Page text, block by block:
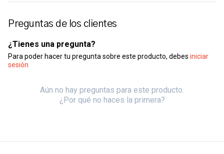
Preguntas de los clientes
¿Tienes una pregunta?
Para poder hacer tu pregunta sobre este producto, debes iniciar
sesión
Aún no hay preguntas para este producto.
¿Por qué no haces la primera?